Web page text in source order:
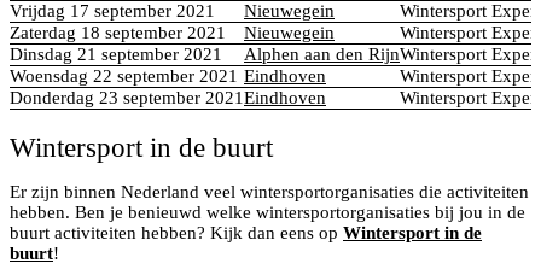
Vrijdag 17 september 2021
Nieuwegein
Wintersport
Zaterdag 18 september 2021
Nieuwegein
Wintersport
Dinsdag 21 september 2021
Alphen aan den RijnWintersport
Woensdag 22 september 2021 Eindhoven
Wintersport
Donderdag 23 september 2021Eindhoven Wintersport
Wintersport in de buurt
Er zijn binnen Nederland veel wintersportorganisaties die activiteiten
hebben. Ben je benieuwd welke wintersportorganisaties bij jou in de
buurt activiteiten hebben? Kijk dan eens op Wintersport in de
buurt!